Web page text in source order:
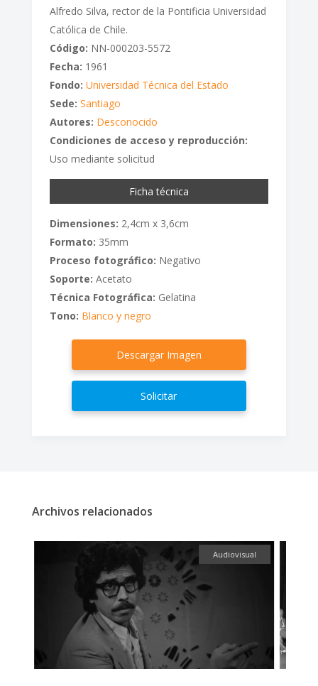
Alfredo Silva, rector de la Pontificia Universidad
Católica de Chile.
Código: NN-000203-5572
Fecha: 1961
Fondo: Universidad Técnica del Estado
Sede: Santiago
Autores: Desconocido
Condiciones de acceso y reproducción:
Uso mediante solicitud
Ficha técnica
Dimensiones: 2,4cm x 3,6cm
Formato: 35mm
Proceso fotográfico: Negativo
Soporte: Acetato
Técnica Fotográfica: Gelatina
Tono: Blanco y negro
Descargar Imagen
Solicitar
Archivos relacionados
Audiovisual